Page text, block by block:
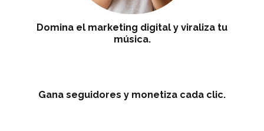
Domina el marketing digital y viraliza tu
música.
Gana seguidores y monetiza cada clic.